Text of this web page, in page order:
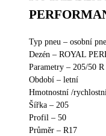
Typ pneu – osobní
Dezén – ROYAL
Parametry – 205/50 R
Období – letní
Hmotnostní /
Šířka – 205
Profil – 50
Průměr – R17